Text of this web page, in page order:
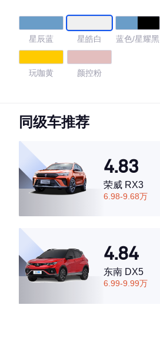
星辰蓝 星皓白 蓝色/星耀黑
玩咖黄 颜控粉
4.8
·外观表现较为优秀，优于91%同级车
·内饰表现较为优秀，优于96%同级车
·空间表现较为优秀，优于91%同级车
同级车推荐
4.83
荣威 RX3
6.98-9.68万
4.84
东南 DX5
6.99-9.99万